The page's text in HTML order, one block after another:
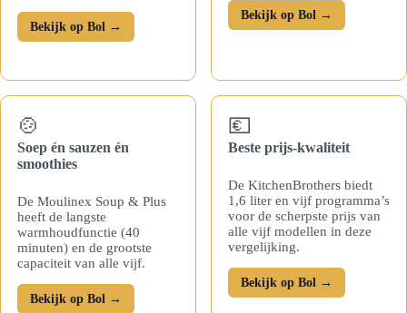
Bekijk op Bol →
Bekijk op Bol →
🍲
Soep én sauzen én
smoothies
De Moulinex Soup & Plus
heeft de langste
warmhoudfunctie (40
minuten) en de grootste
capaciteit van alle vijf.
Bekijk op Bol →
💶
Beste prijs-kwaliteit
De KitchenBrothers biedt
1,6 liter en vijf programma’s
voor de scherpste prijs van
alle vijf modellen in deze
vergelijking.
Bekijk op Bol →